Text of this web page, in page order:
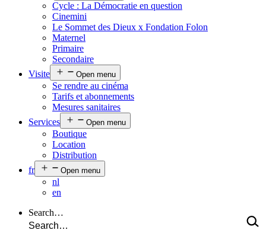
Cycle : La Démocratie en question
Cinemini
Le Sommet des Dieux x Fondation Folon
Maternel
Primaire
Secondaire
Visite
Open menu
Se rendre au cinéma
Tarifs et abonnements
Mesures sanitaires
Services
Open menu
Boutique
Location
Distribution
fr
Open menu
nl
en
Search…